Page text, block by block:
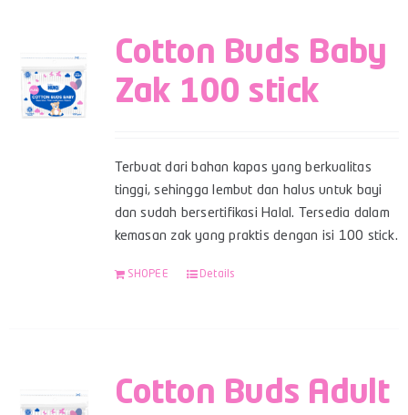
Cotton Buds Baby
Zak 100 stick
Terbuat dari bahan kapas yang berkualitas
tinggi, sehingga lembut dan halus untuk bayi
dan sudah bersertifikasi Halal. Tersedia dalam
kemasan zak yang praktis dengan isi 100 stick.
SHOPEE Details
Cotton Buds Adult